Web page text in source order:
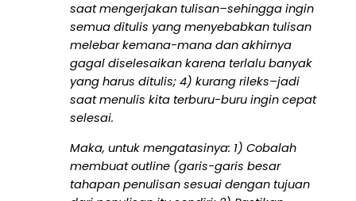
saat mengerjakan tulisan–sehingga ingin
semua ditulis yang menyebabkan tulisan
melebar kemana-mana dan akhirnya
gagal diselesaikan karena terlalu banyak
yang harus ditulis; 4) kurang rileks–jadi
saat menulis kita terburu-buru ingin cepat
selesai.
Maka, untuk mengatasinya: 1) Cobalah
membuat outline (garis-garis besar
tahapan penulisan sesuai dengan tujuan